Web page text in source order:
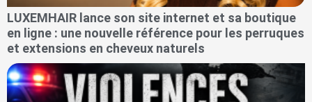
LUXEMHAIR lance son site internet et sa boutique
en ligne : une nouvelle référence pour les perruques
et extensions en cheveux naturels